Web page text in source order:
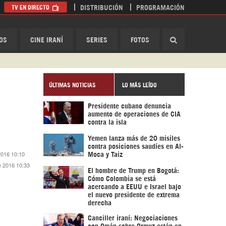
CINE IRANÍ SERIES FOTOS
TV EN DIRECTO DISTRIBUCIÓN PROGRAMACIÓN
10:10
2016 10:33
ÚLTIMAS NOTICIAS LO MÁS LEÍDO
Presidente cubano denuncia
aumento de operaciones de CIA
contra la isla
Yemen lanza más de 20 misiles
contra posiciones saudíes en Al-
Moca y Taiz
El hombre de Trump en Bogotá:
Cómo Colombia se está
acercando a EEUU e Israel bajo
el nuevo presidente de extrema
derecha
Canciller iraní: Negociaciones
con Omán sobre Ormuz están en